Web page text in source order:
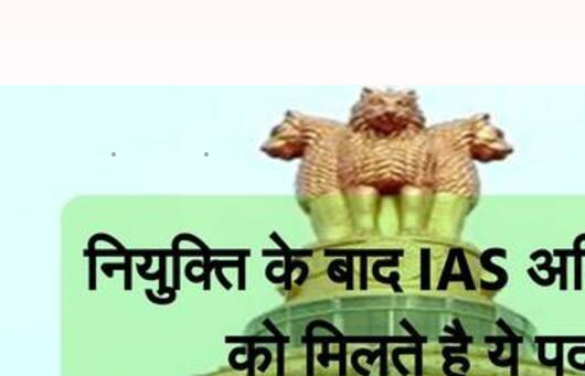
नियुक्त होने के बाद IAS अधिकारी को
10:05 am
भारतीय प्रशासनिक सेवा (IAS), देश की सिविल सेवाओं के बीच सबसे
हर साल लाखों उम्मीदवार कठिन UPSC सिविल सेवा परीक्षा
इसके साथ ही सभी लोग ये भी जानना चाहते हैं कि IAS अधिकारी